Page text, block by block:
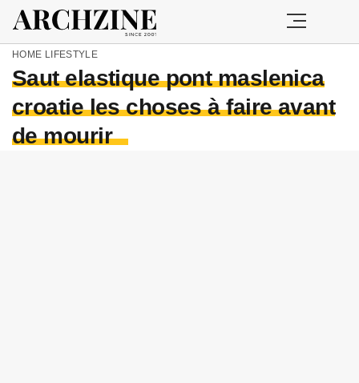
HOME LIFESTYLE
Saut elastique pont maslenica
croatie les choses à faire avant
de mourir